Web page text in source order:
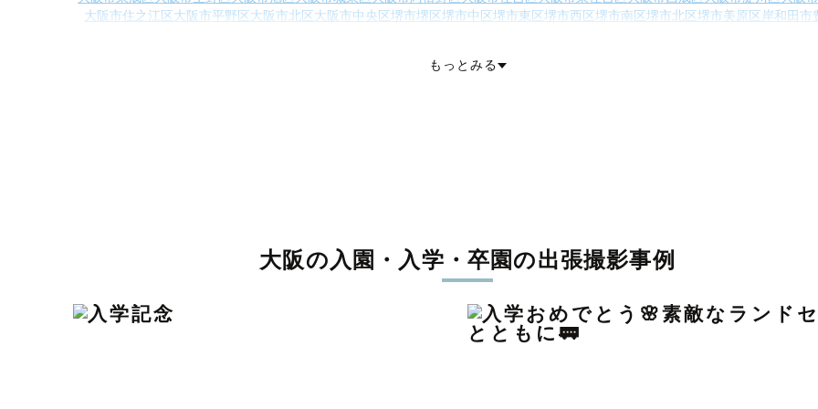
大阪市住之江区大阪市平野区大阪市北区大阪市中央区堺市堺区堺市中区堺市東区堺市西区堺市南区堺市北区堺市美原区岸和田市
泉南郡岬町 南河内郡太子町
もっとみる
大阪の入園・入学・卒園の出張撮影事例